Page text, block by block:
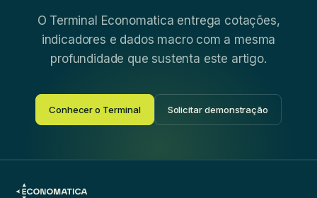
O Terminal Economatica entrega cotações,
indicadores e dados macro com a mesma
profundidade que sustenta este artigo.
Conhecer o Terminal Solicitar demonstração